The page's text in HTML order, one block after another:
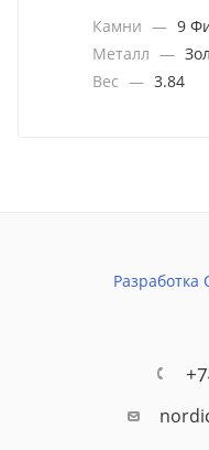
Камни — 9
Металл —
Вес — 3.84